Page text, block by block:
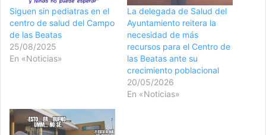
Siguen sin pediatras en el
centro de salud del Campo
de las Beatas
25/08/2025
En «Noticias»
La delegada de Salud del
Ayuntamiento reitera la
necesidad de más
recursos para el Centro de
las Beatas ante su
crecimiento poblacional
20/05/2026
En «Noticias»